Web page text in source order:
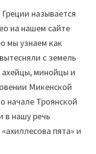
называется
на нашем сайте
мы узнаем как
с земель
ахейцы, минойцы и
Микенской
начале Троянской
в нашу речь
пята» и